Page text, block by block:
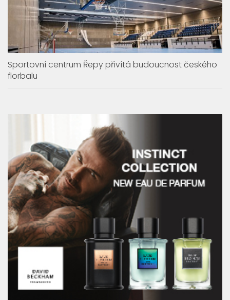
Sportovní centrum Řepy přivítá budoucnost českého
florbalu